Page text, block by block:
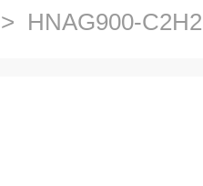
> HNAG900-